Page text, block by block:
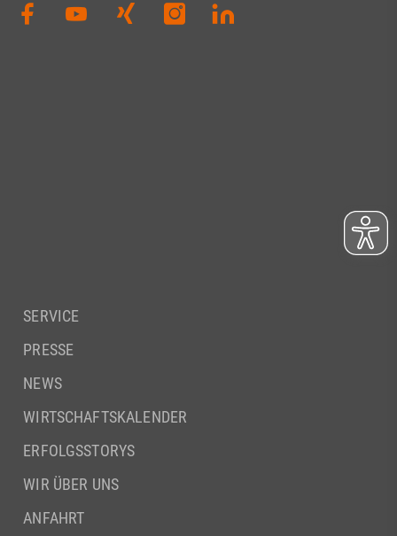
SERVICE
PRESSE
NEWS
WIRTSCHAFTSKALENDER
ERFOLGSSTORYS
WIR ÜBER UNS
ANFAHRT